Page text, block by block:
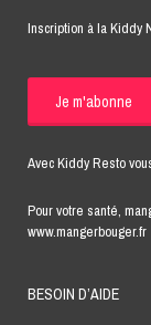
Inscription à la Kiddy
Avec Kiddy Resto
Pour votre santé,
www.mangerbouger.fr
BESOIN D’AIDE